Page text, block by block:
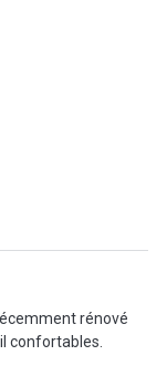
rénové
confortables.